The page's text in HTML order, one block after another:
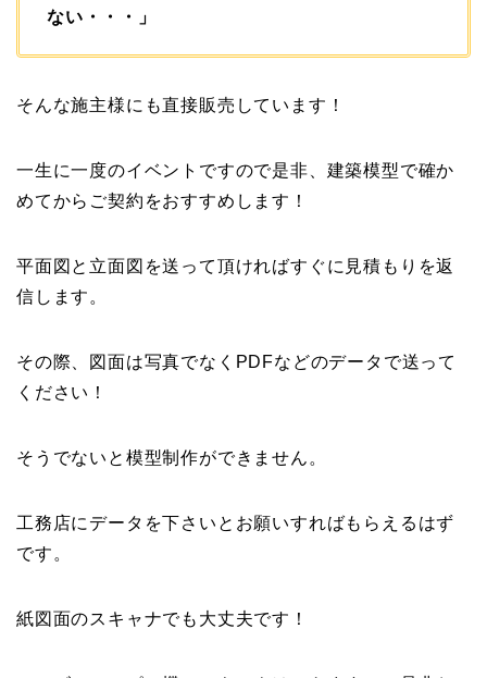
ない・・・」
そんな施主様にも直接販売しています！
一生に一度のイベントですので是非、建築模型で確か
めてからご契約をおすすめします！
平面図と立面図を送って頂ければすぐに見積もりを返
信します。
その際、図面は写真でなくPDFなどのデータで送って
ください！
そうでないと模型制作ができません。
工務店にデータを下さいとお願いすればもらえるはず
です。
紙図面のスキャナでも大丈夫です！